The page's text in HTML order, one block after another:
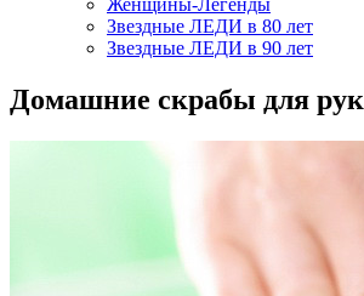
Женщины-Легенды
Звездные ЛЕДИ в 80 лет
Звездные ЛЕДИ в 90 лет
Домашние скрабы для рук